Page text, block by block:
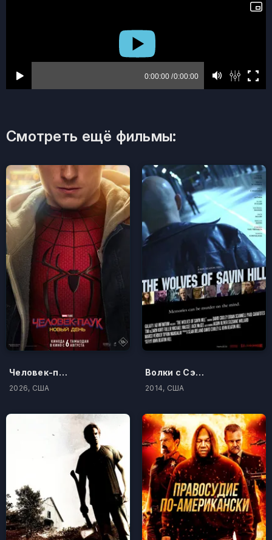
Смотреть ещё фильмы:
Человек-паук: Новый день
2026, США
Волки с Сэйвин-Хилл
2014, США